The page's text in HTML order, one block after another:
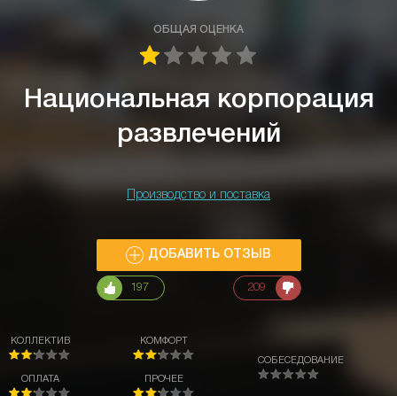
ОБЩАЯ ОЦЕНКА
Национальная корпорация
развлечений
Производство и поставка
ДОБАВИТЬ ОТЗЫВ
197 209
КОЛЛЕКТИВ
ОПЛАТА
КОМФОРТ
ПРОЧЕЕ
СОБЕСЕДОВАНИЕ